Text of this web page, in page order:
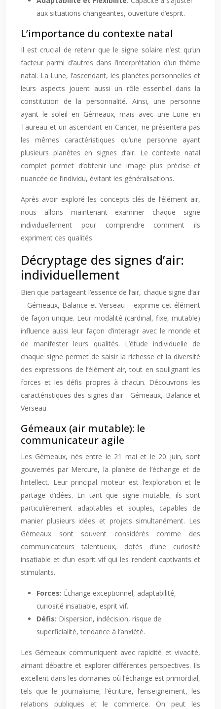
aux situations changeantes, ouverture d’esprit.
L’importance du contexte natal
Il est crucial de retenir que le signe solaire n’est qu’un
facteur parmi d’autres dans l’interprétation d’un thème
natal. La Lune, l’ascendant, les planètes personnelles et
leurs aspects jouent aussi un rôle essentiel dans la
constitution de la personnalité. Ainsi, une personne
ayant le soleil en Gémeaux, mais avec une Lune en
Taureau et un ascendant en Cancer, ne présentera pas
les mêmes caractéristiques qu’une personne ayant
plusieurs planètes en signes d’air. Le contexte natal
complet permet d’obtenir une image plus précise et
nuancée de l’individu, évitant les généralisations.
Après avoir exploré les concepts clés de l’élément air,
nous allons maintenant examiner chaque signe
individuellement pour comprendre comment ils
expriment ces qualités.
Décryptage des signes d’air:
individuellement
Bien que partageant l’essence de l’air, chaque signe d’air
– Gémeaux, Balance et Verseau – exprime cet élément
de façon unique. Leur modalité (cardinal, fixe, mutable)
influence aussi leur façon d’interagir avec le monde et
de manifester leurs qualités. L’étude individuelle de
chaque signe permet de saisir la richesse et la diversité
des expressions de l’élément air, tout en soulignant les
forces et les défis propres à chacun. Découvrons les
caractéristiques des signes d’air : Gémeaux, Balance et
Verseau.
Gémeaux (air mutable): le
communicateur agile
Les Gémeaux, nés entre le 21 mai et le 20 juin, sont
gouvernés par Mercure, la planète de l’échange et de
l’intellect. Leur principal moteur est l’exploration et le
partage d’idées. En tant que signe mutable, ils sont
particulièrement adaptables et souples, capables de
manier plusieurs idées et projets simultanément. Les
Gémeaux sont souvent considérés comme des
communicateurs talentueux, dotés d’une curiosité
insatiable et d’un esprit vif qui les rendent captivants et
stimulants.
Forces: Échange exceptionnel, adaptabilité,
curiosité insatiable, esprit vif.
Défis: Dispersion, indécision, risque de
superficialité, tendance à l’anxiété.
Les Gémeaux communiquent avec rapidité et vivacité,
aimant débattre et explorer différentes perspectives. Ils
excellent dans les domaines où l’échange est primordial,
tels que le journalisme, l’écriture, l’enseignement, les
relations publiques et le commerce. On peut les